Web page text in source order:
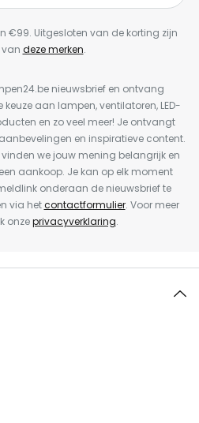
€99. Uitgesloten van de korting zijn
van deze merken.
nieuwsbrief en ontvang
aan lampen, ventilatoren, LED-
en zo veel meer! Je ontvangt
en inspiratieve content.
we jouw mening belangrijk en
aankoop. Je kan op elk moment
onderaan de nieuwsbrief te
via hetcontactformulier. Voor meer
onzeprivacyverklaring.